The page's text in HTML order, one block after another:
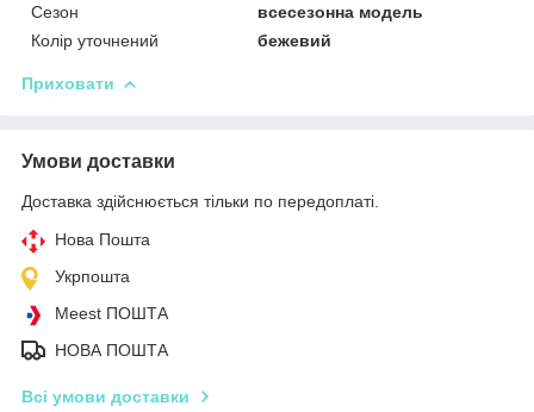
Сезон
всесезонна модель
Колір уточнений
бежевий
Приховати
Умови доставки
Доставка здійснюється тільки по передоплаті.
Нова Пошта
Укрпошта
Meest ПОШТА
НОВА ПОШТА
Всі умови доставки